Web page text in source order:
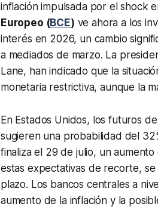
inflación impulsada por el shock
Europeo (BCE) ve ahora a los
interés en 2026, un cambio
a mediados de marzo. La
Lane, han indicado que la
monetaria restrictiva, aunque la
En Estados Unidos, los futuros
sugieren una probabilidad del
finaliza el 29 de julio, un
estas expectativas de recorte,
plazo. Los bancos centrales a
aumento de la inflación y la